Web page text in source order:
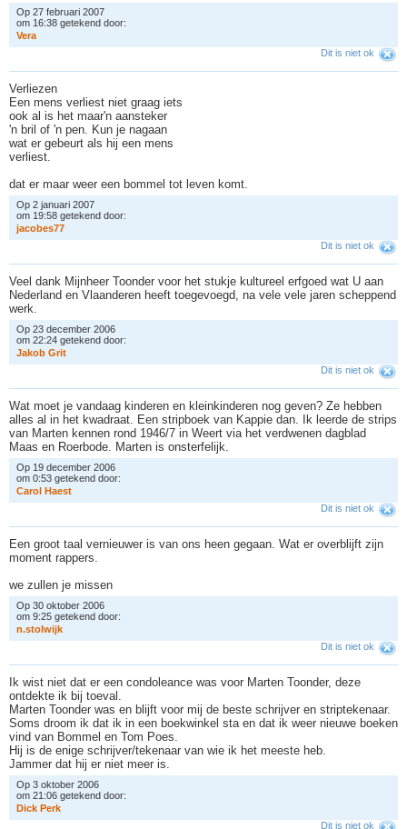
Op 27 februari 2007
om 16:38 getekend door:
Vera
Dit is niet ok
Verliezen
Een mens verliest niet graag iets
ook al is het maar'n aansteker
'n bril of 'n pen. Kun je nagaan
wat er gebeurt als hij een mens
verliest.
dat er maar weer een bommel tot leven komt.
Op 2 januari 2007
om 19:58 getekend door:
jacobes77
Dit is niet ok
Veel dank Mijnheer Toonder voor het stukje kultureel erfgoed wat U aan
Nederland en Vlaanderen heeft toegevoegd, na vele vele jaren scheppend
werk.
Op 23 december 2006
om 22:24 getekend door:
Jakob Grit
Dit is niet ok
Wat moet je vandaag kinderen en kleinkinderen nog geven? Ze hebben
alles al in het kwadraat. Een stripboek van Kappie dan. Ik leerde de strips
van Marten kennen rond 1946/7 in Weert via het verdwenen dagblad
Maas en Roerbode. Marten is onsterfelijk.
Op 19 december 2006
om 0:53 getekend door:
Carol Haest
Dit is niet ok
Een groot taal vernieuwer is van ons heen gegaan. Wat er overblijft zijn
moment rappers.
we zullen je missen
Op 30 oktober 2006
om 9:25 getekend door:
n.stolwijk
Dit is niet ok
Ik wist niet dat er een condoleance was voor Marten Toonder, deze
ontdekte ik bij toeval.
Marten Toonder was en blijft voor mij de beste schrijver en striptekenaar.
Soms droom ik dat ik in een boekwinkel sta en dat ik weer nieuwe boeken
vind van Bommel en Tom Poes.
Hij is de enige schrijver/tekenaar van wie ik het meeste heb.
Jammer dat hij er niet meer is.
Op 3 oktober 2006
om 21:06 getekend door:
Dick Perk
Dit is niet ok